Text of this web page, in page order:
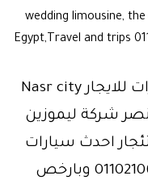
wedding limousine,
Egypt,Travel and trips
إيجار سيارات مدينة نصر سيارات للايجار Nasr city
شركة ليموزين
احدث سيارات
ليموزين بسائق وبدون 01102106655 وبارخص